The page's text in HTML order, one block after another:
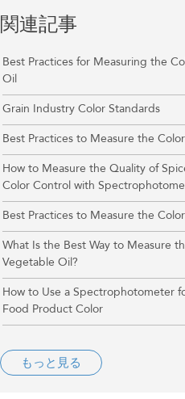
関連記事
Best Practices for Measuring the
Oil
Grain Industry Color Standards
Best Practices to Measure the
How to Measure the Quality of
Color Control with
Best Practices to Measure the
What Is the Best Way to Measure
Vegetable Oil?
How to Use a Spectrophotometer
Food Product Color
もっと見る